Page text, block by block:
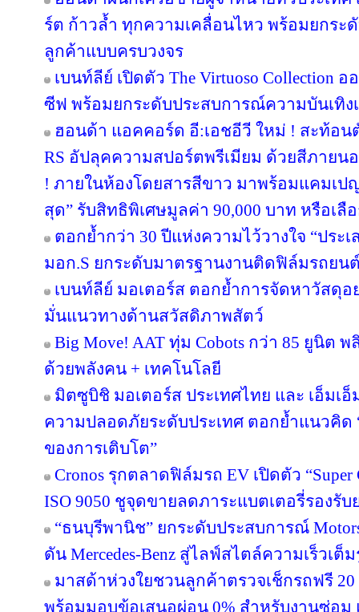
ร์ต ก้าวล้ำ ทุกความเคลื่อนไหว พร้อมยกร
ลูกค้าแบบครบวงจร
เบนท์ลีย์ เปิดตัว The Virtuoso Collection
ซีฟ พร้อมยกระดับประสบการณ์ความบันเทิง
ฮอนด้า แอคคอร์ด อี:เอชอีวี ใหม่ ! สะท้อน
RS อัปลุคความสปอร์ตพรีเมียม ด้วยสีภายน
! ภายในห้องโดยสารสีขาว มาพร้อมแคมเป
สุด” รับสิทธิพิเศษมูลค่า 90,000 บาท หรือเลื
ตอกย้ำกว่า 30 ปีแห่งความไว้วางใจ “ประ
มอก.S ยกระดับมาตรฐานงานติดฟิล์มรถยน
เบนท์ลีย์ มอเตอร์ส ตอกย้ำการจัดหาวัสดุ
มั่นแนวทางด้านสวัสดิภาพสัตว์
Big Move! AAT ทุ่ม Cobots กว่า 85 ยูนิต พ
ด้วยพลังคน + เทคโนโลยี
มิตซูบิชิ มอเตอร์ส ประเทศไทย และ เอ็มเ
ความปลอดภัยระดับประเทศ ตอกย้ำแนวคิ
ของการเติบโต”
Cronos รุกตลาดฟิล์มรถ EV เปิดตัว “Super
ISO 9050 ชูจุดขายลดภาระแบตเตอรี่รองรั
“ธนบุรีพานิช” ยกระดับประสบการณ์
ดัน Mercedes-Benz สู่ไลฟ์สไตล์ความเร็วเต็
มาสด้าห่วงใยชวนลูกค้าตรวจเช็กรถฟรี
พร้อมมอบข้อเสนอผ่อน 0% สำหรับงานซ่อม